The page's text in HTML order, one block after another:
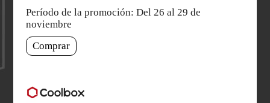
Período de la promoción: Del 26 al 29 de
noviembre
Comprar